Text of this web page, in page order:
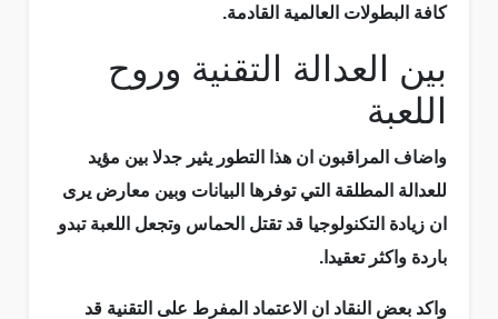
كافة البطولات العالمية القادمة.
بين العدالة التقنية وروح
اللعبة
واضاف المراقبون ان هذا التطور يثير جدلا بين مؤيد
للعدالة المطلقة التي توفرها البيانات وبين معارض يرى
ان زيادة التكنولوجيا قد تقتل الحماس وتجعل اللعبة تبدو
باردة واكثر تعقيدا.
واكد بعض النقاد ان الاعتماد المفرط على التقنية قد